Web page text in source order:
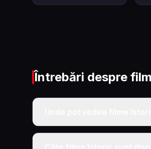
Întrebări despre